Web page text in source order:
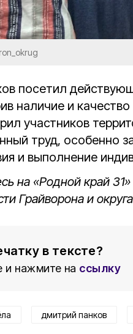
посетил
наличие и
участников
труд, особенно
и выполнение
на «Родной край 31»
Грайворона и
в тексте?
и нажмите на ссылку
дмитрий панков